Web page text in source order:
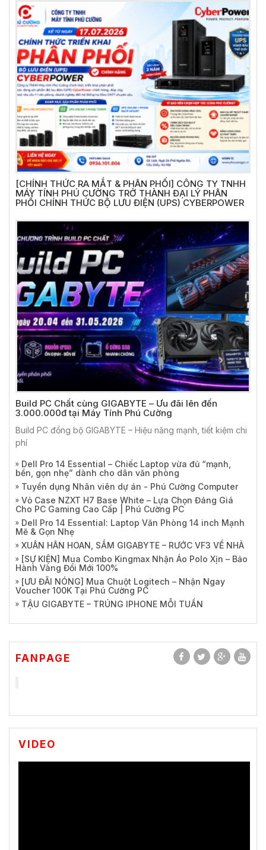
[CHÍNH THỨC RA MẮT & PHÂN PHỐI] CÔNG TY TNHH
MÁY TÍNH PHÚ CƯỜNG TRỞ THÀNH ĐẠI LÝ PHÂN
PHỐI CHÍNH THỨC BỘ LƯU ĐIỆN (UPS) CYBERPOWER
Build PC Chất cùng GIGABYTE – Ưu đãi lên đến
3.000.000đ tại Máy Tính Phú Cường
Build PC đồng bộ GIGABYTE – Hiệu năng mạnh, tiết kiệm chi
phí
Dell Pro 14 Essential – Chiếc Laptop vừa đủ “mạnh,
bền, gọn nhẹ” dành cho dân văn phòng
Tuyển dụng Nhân viên dự án - Phú Cường Computer
Vỏ Case NZXT H7 Base White – Lựa Chọn Đáng Giá
Cho PC Gaming Cao Cấp | Phú Cường PC
Dell Pro 14 Essential: Laptop Văn Phòng 14 inch Mạnh
Mẽ & Gọn Nhẹ
XUÂN HÂN HOAN, SẮM GIGABYTE – RƯỚC VF3 VỀ NHÀ
[SỰ KIỆN] Mua Combo Kingmax Nhận Áo Polo Xịn – Bảo
Hành Vàng Đổi Mới 100%
[ƯU ĐÃI NÓNG] Mua Chuột Logitech – Nhận Ngay
Voucher 100K Tại Phú Cường PC
TẬU GIGABYTE – TRÚNG IPHONE MỖI TUẦN
FANPAGE
VIDEO